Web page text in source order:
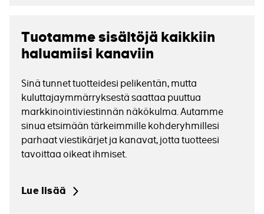
Tuotamme sisältöjä kaikkiin
haluamiisi kanaviin
Sinä tunnet tuotteidesi pelikentän, mutta
kuluttajaymmärryksestä saattaa puuttua
markkinointiviestinnän näkökulma. Autamme
sinua etsimään tärkeimmille kohderyhmillesi
parhaat viestikärjet ja kanavat, jotta tuotteesi
tavoittaa oikeat ihmiset.
Lue lisää